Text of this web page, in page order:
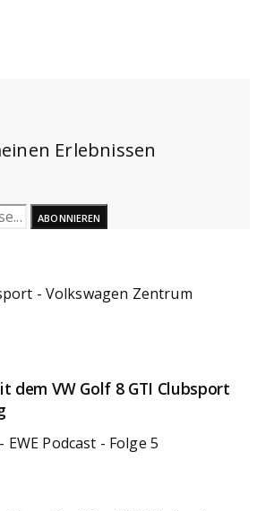
Erlebnissen
ABONNIEREN
dem VW Golf 8 GTI Clubsport